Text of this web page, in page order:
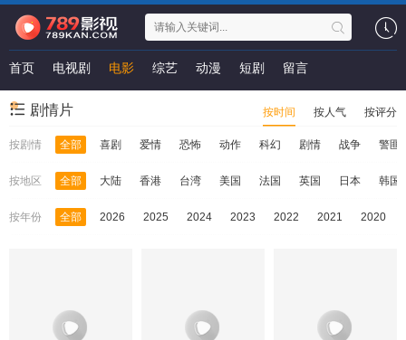
首页 电视剧 电影 综艺 动漫 短剧 留言
剧情片 按时间 按人气 按评分
按剧情 全部 喜剧 爱情 恐怖 动作 科幻 剧情 战争 警匪
按地区 全部 大陆 香港 台湾 美国 法国 英国 日本 韩国
按年份 全部 2026 2025 2024 2023 2022 2021 2020